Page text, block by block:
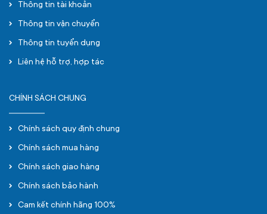
Thông tin tài khoản
Thông tin vận chuyển
Thông tin tuyển dụng
Liên hệ hỗ trợ, hợp tác
CHÍNH SÁCH CHUNG
Chính sách quy định chung
Chính sách mua hàng
Chính sách giao hàng
Chính sách bảo hành
Cam kết chính hãng 100%